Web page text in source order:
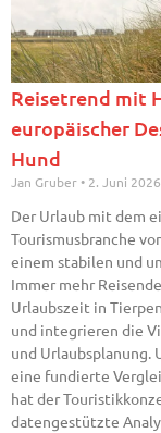
Reisetrend mit
europäischer
Hund
Jan Gruber 2. Juni 2026
Der Urlaub mit dem
Tourismusbranche
einem stabilen und
Immer mehr
Urlaubszeit in
und integrieren die
und Urlaubsplanung.
eine fundierte
hat der
datengestützte